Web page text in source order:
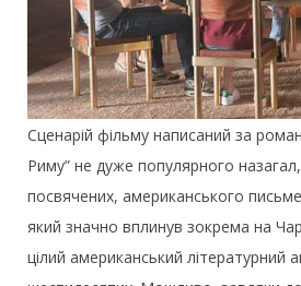
Сценарій фільму написаний за
Риму” не дуже популярного
посвячених, американського
який значно вплинув зокрема на
цілий американський літературний